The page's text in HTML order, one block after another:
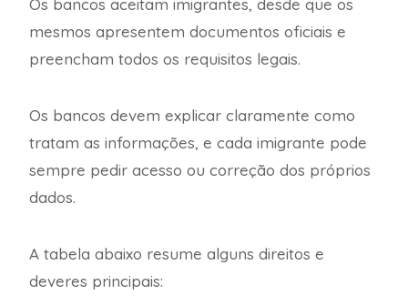
Os bancos aceitam imigrantes, desde que os
mesmos apresentem documentos oficiais e
preencham todos os requisitos legais.
Os bancos devem explicar claramente como
tratam as informações, e cada imigrante pode
sempre pedir acesso ou correção dos próprios
dados.
A tabela abaixo resume alguns direitos e
deveres principais: